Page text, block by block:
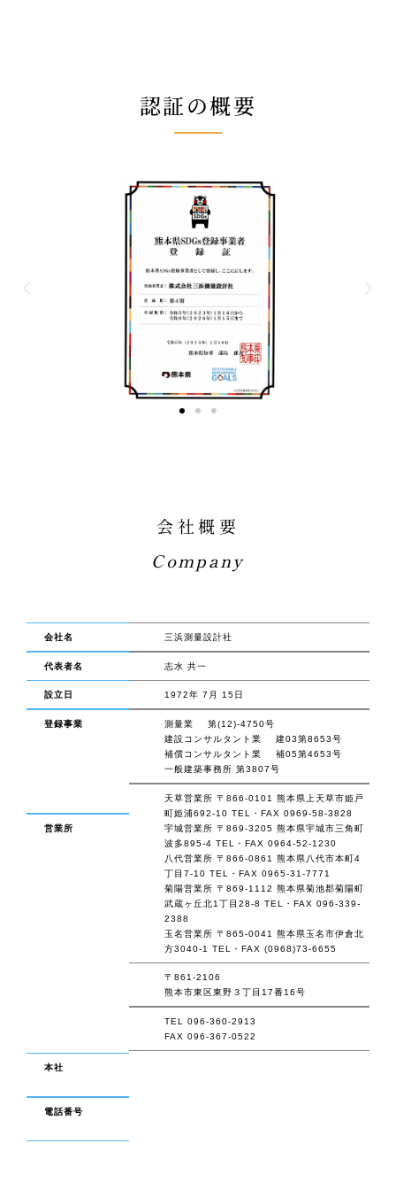
認証の概要
会社概要
Company
会社名
代表者名
設立日
登録事業
営業所
本社
電話番号
三浜測量設計社
志水 共一
1972年 7月 15日
測量業
第(12)-4750号
建設コンサルタント業
建03第8653号
補償コンサルタント業
補05第4653号
一般建築事務所 第3807号
天草営業所 〒866-0101 熊本県上天草市姫戸
町姫浦692-10 TEL・FAX 0969-58-3828
宇城営業所 〒869-3205 熊本県宇城市三角町
波多895-4 TEL・FAX 0964-52-1230
八代営業所 〒866-0861 熊本県八代市本町4
丁目7-10 TEL・FAX 0965-31-7771
菊陽営業所 〒869-1112 熊本県菊池郡菊陽町
武蔵ヶ丘北1丁目28-8 TEL・FAX 096-339-
2388
玉名営業所 〒865-0041 熊本県玉名市伊倉北
方3040-1 TEL・FAX (0968)73-6655
〒861-2106
熊本市東区東野３丁目17番16号
TEL 096-360-2913
FAX 096-367-0522